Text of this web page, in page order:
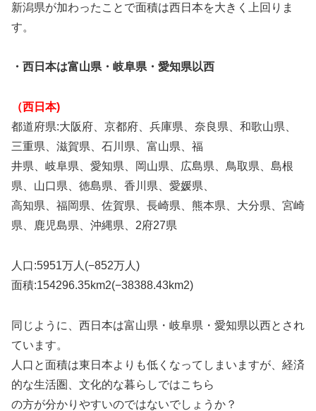
新潟県が加わったことで面積は西日本を大きく上回りま
す。
・西日本は富山県・岐阜県・愛知県以西
（西日本)
都道府県:大阪府、京都府、兵庫県、奈良県、和歌山県、
三重県、滋賀県、石川県、富山県、福
井県、岐阜県、愛知県、岡山県、広島県、鳥取県、島根
県、山口県、徳島県、香川県、愛媛県、
高知県、福岡県、佐賀県、長崎県、熊本県、大分県、宮崎
県、鹿児島県、沖縄県、2府27県
人口:5951万人(−852万人)
面積:154296.35km2(−38388.43km2)
同じように、西日本は富山県・岐阜県・愛知県以西とされ
ています。
人口と面積は東日本よりも低くなってしまいますが、経済
的な生活圏、文化的な暮らしではこちら
の方が分かりやすいのではないでしょうか？